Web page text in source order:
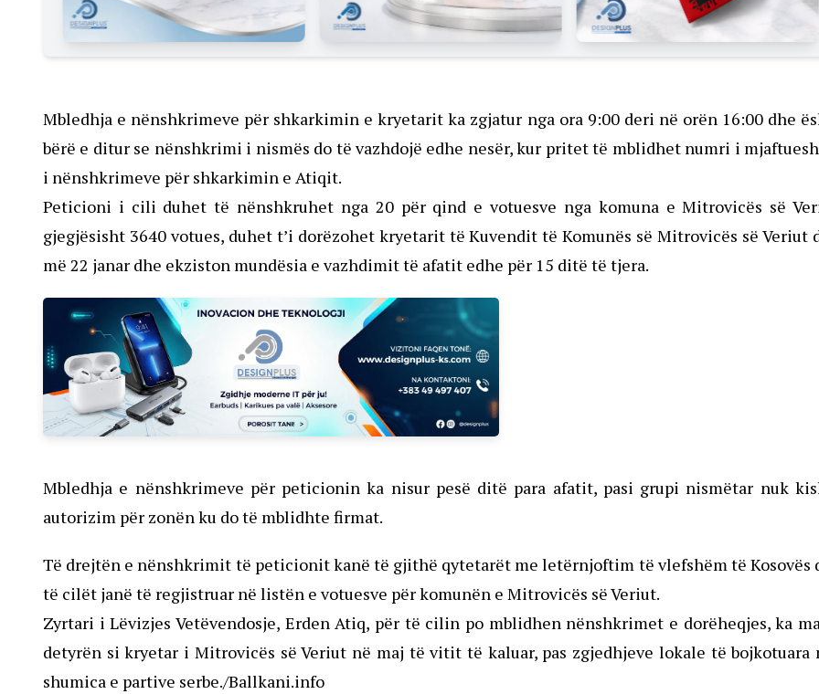
Mbledhja e nënshkrimeve për shkarkimin e kryetarit ka zgjatur nga ora 9:00 deri në orën 16:00 dhe
bërë e ditur se nënshkrimi i nismës do të vazhdojë edhe nesër, kur pritet të mblidhet numri i
i nënshkrimeve për shkarkimin e Atiqit.
Peticioni i cili duhet të nënshkruhet nga 20 për qind e votuesve nga komuna e Mitrovicës së
gjegjësisht 3640 votues, duhet t’i dorëzohet kryetarit të Kuvendit të Komunës së Mitrovicës së Veriut
më 22 janar dhe ekziston mundësia e vazhdimit të afatit edhe për 15 ditë të tjera.
Mbledhja e nënshkrimeve për peticionin ka nisur pesë ditë para afatit, pasi grupi nismëtar nuk
autorizim për zonën ku do të mblidhte firmat.
Të drejtën e nënshkrimit të peticionit kanë të gjithë qytetarët me letërnjoftim të vlefshëm të Kosovës
të cilët janë të regjistruar në listën e votuesve për komunën e Mitrovicës së Veriut.
Zyrtari i Lëvizjes Vetëvendosje, Erden Atiq, për të cilin po mblidhen nënshkrimet e dorëheqjes, ka
detyrën si kryetar i Mitrovicës së Veriut në maj të vitit të kaluar, pas zgjedhjeve lokale të bojkotuara
shumica e partive serbe./Ballkani.info